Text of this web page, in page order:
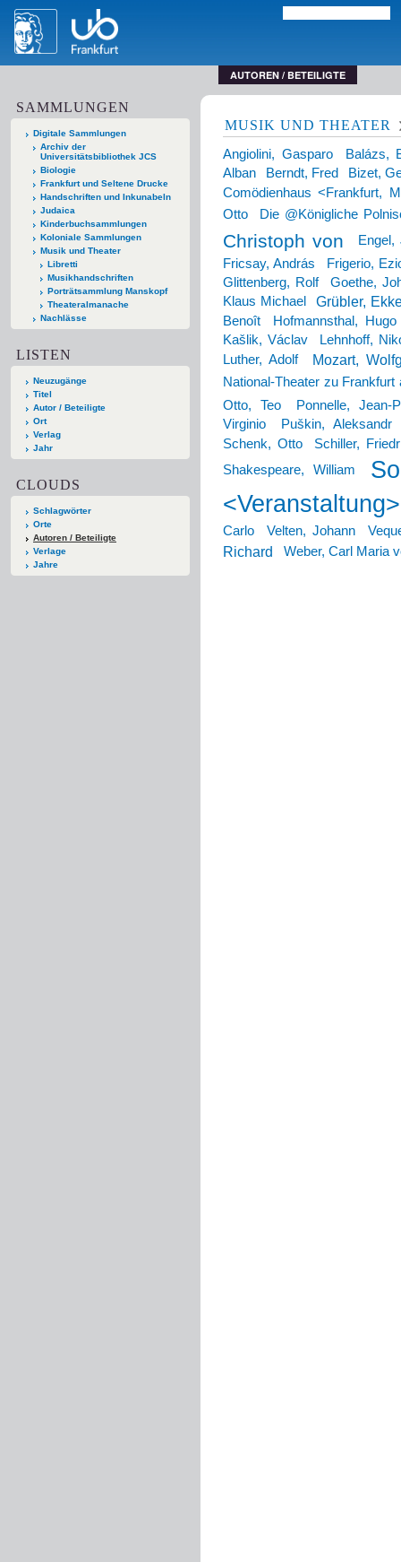
AUTOREN / BETEILIGTE
SAMMLUNGEN
Digitale Sammlungen
Archiv der
Universitätsbibliothek JCS
Biologie
Frankfurt und Seltene Drucke
Handschriften und Inkunabeln
Judaica
Kinderbuchsammlungen
Koloniale Sammlungen
Musik und Theater
Libretti
Musikhandschriften
Porträtsammlung Manskopf
Theateralmanache
Nachlässe
LISTEN
Neuzugänge
Titel
Autor / Beteiligte
Ort
Verlag
Jahr
CLOUDS
Schlagwörter
Orte
Autoren / Beteiligte
Verlage
Jahre
MUSIK UND THEATER
Angiolini, Gasparo
Balázs,
Alban
Berndt, Fred
Bizet,
Comödienhaus <Frankfurt,
Otto
Die @Königliche
Christoph von
Engel,
Fricsay, András
Frigerio,
Glittenberg, Rolf
Goethe,
Klaus Michael
Grübler,
Benoît
Hofmannsthal,
Kašlik, Václav
Lehnhoff,
Luther, Adolf
Mozart,
National-Theater zu Frankfurt
Otto, Teo
Ponnelle, Jean-
Virginio
Puškin, Aleksandr
Schenk, Otto
Schiller,
Shakespeare, William
<Veranstaltung>
Carlo Velten, Johann
Richard Weber, Carl Maria